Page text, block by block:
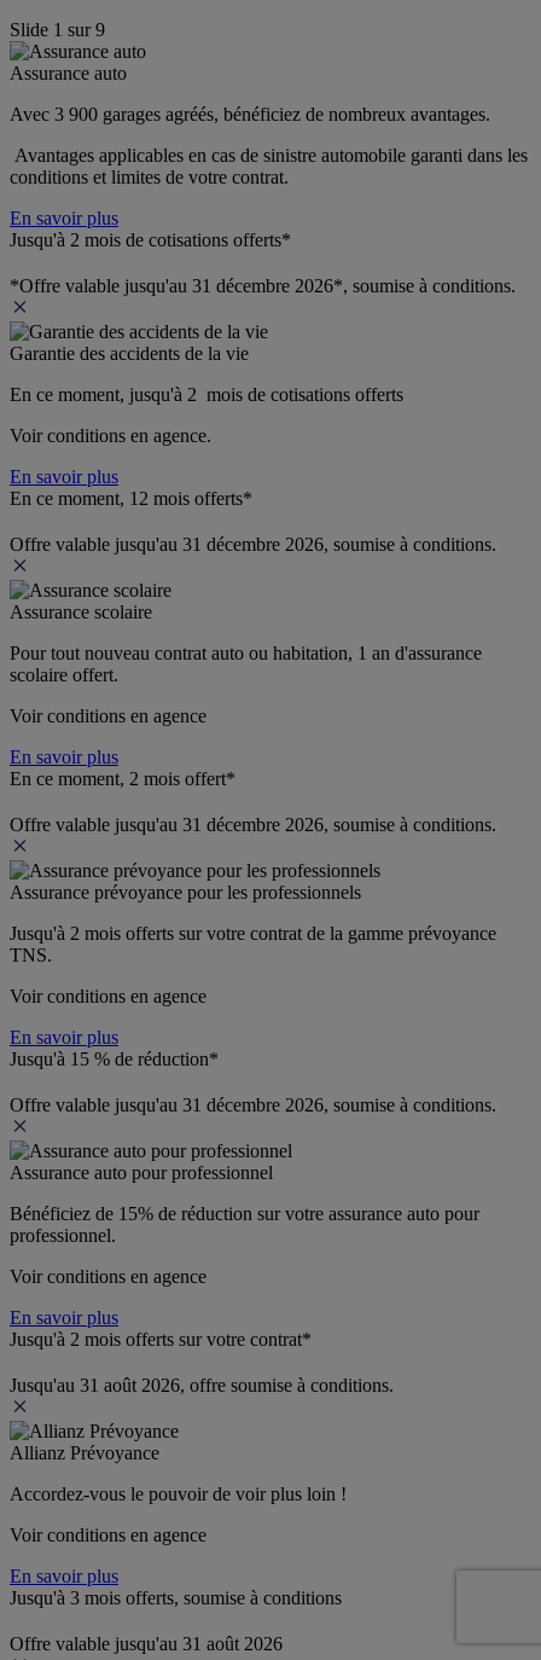
Slide 1 sur9
Assurance auto
Avec 3 900 garages agréés, bénéficiez de nombreux avantages.
Avantages applicables en cas de sinistre automobile garanti dans les
conditions et limites de votre contrat.
En savoir plus
Jusqu'à 2 mois de cotisations offerts*
*Offre valable jusqu'au 31 décembre 2026*, soumise à conditions.
Garantie des accidents de la vie
En ce moment, jusqu'à 2  mois de cotisations offerts
Voir conditions en agence.
En savoir plus
En ce moment, 12 mois offerts*
Offre valable jusqu'au 31 décembre 2026, soumise à conditions.
Assurance scolaire
Pour tout nouveau contrat auto ou habitation, 1 an d'assurance
scolaire offert.
Voir conditions en agence
En savoir plus
En ce moment, 2 mois offert*
Offre valable jusqu'au 31 décembre 2026, soumise à conditions.
Assurance prévoyance pour les professionnels
Jusqu'à 2 mois offerts sur votre contrat de la gamme prévoyance
TNS.
Voir conditions en agence
En savoir plus
Jusqu'à 15 % de réduction*
Offre valable jusqu'au 31 décembre 2026, soumise à conditions.
Assurance auto pour professionnel
Bénéficiez de 15% de réduction sur votre assurance auto pour
professionnel.
Voir conditions en agence
En savoir plus
Jusqu'à 2 mois offerts sur votre contrat*
Jusqu'au 31 août 2026, offre soumise à conditions.
Allianz Prévoyance
Accordez-vous le pouvoir de voir plus loin !
Voir conditions en agence
En savoir plus
Jusqu'à 3 mois offerts, soumise à conditions
Offre valable jusqu'au 31 août 2026